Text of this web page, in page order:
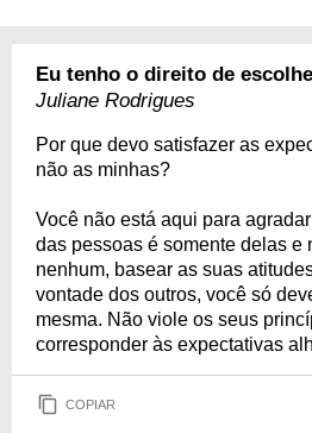
Eu tenho o direito de
Juliane Rodrigues
Por que devo satisfazer as
não as minhas?
Você não está aqui para
das pessoas é somente delas e
nenhum, basear as suas
vontade dos outros, você só
mesma. Não viole os seus
corresponder às expectativas
COPIAR